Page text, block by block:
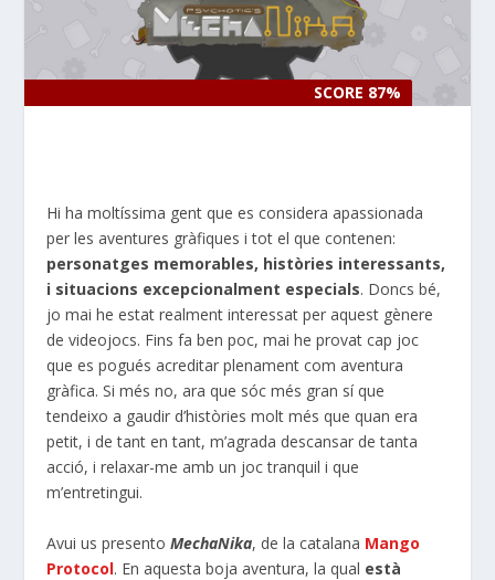
SCORE 87%
SCORE 87%
Hi ha moltíssima gent que es considera apassionada
per les aventures gràfiques i tot el que contenen:
personatges memorables, històries interessants,
i situacions excepcionalment especials. Doncs bé,
jo mai he estat realment interessat per aquest gènere
de videojocs. Fins fa ben poc, mai he provat cap joc
que es pogués acreditar plenament com aventura
gràfica. Si més no, ara que sóc més gran sí que
tendeixo a gaudir d’històries molt més que quan era
petit, i de tant en tant, m’agrada descansar de tanta
acció, i relaxar-me amb un joc tranquil i que
m’entretingui.
Avui us presentoMechaNika, de la catalana Mango
Protocol. En aquesta boja aventura, la qual està